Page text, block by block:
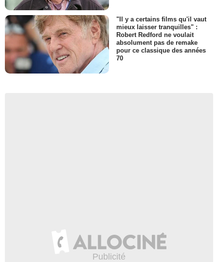
"Il y a certains films qu'il vaut
mieux laisser tranquilles" :
Robert Redford ne voulait
absolument pas de remake
pour ce classique des années
70